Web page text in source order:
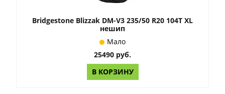
Bridgestone Blizzak DM-V3 235/50 R20 104T XL
нешип
Мало
25490 руб.
В КОРЗИНУ